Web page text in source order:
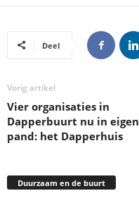
Deel
Vorig artikel
Vier organisaties in
Dapperbuurt nu in eigen
pand: het Dapperhuis
Duurzaam en de buurt